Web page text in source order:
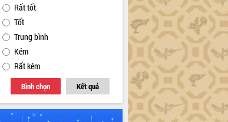
Rất tốt
Tốt
Trung bình
Kém
Rất kém
Bình chọn Kết quả